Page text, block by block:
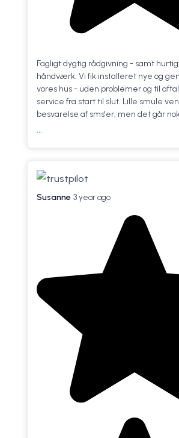
Fagligt dygtig rådgivning - samt
håndværk. Vi fik installeret nye og
vores hus - uden problemer og til
service fra start til slut. Lille smule
besvarelse af sms'er, men det går
...
Susanne 3 year ago